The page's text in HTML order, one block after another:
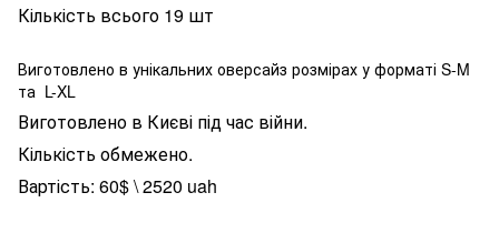
Кількість всього 19 шт
Виготовлено в унікальних оверсайз розмірах у форматі S-M
та L-XL
Виготовлено в Києві під час війни.
Кількість обмежено.
Вартість: 60$ \ 2520 uah